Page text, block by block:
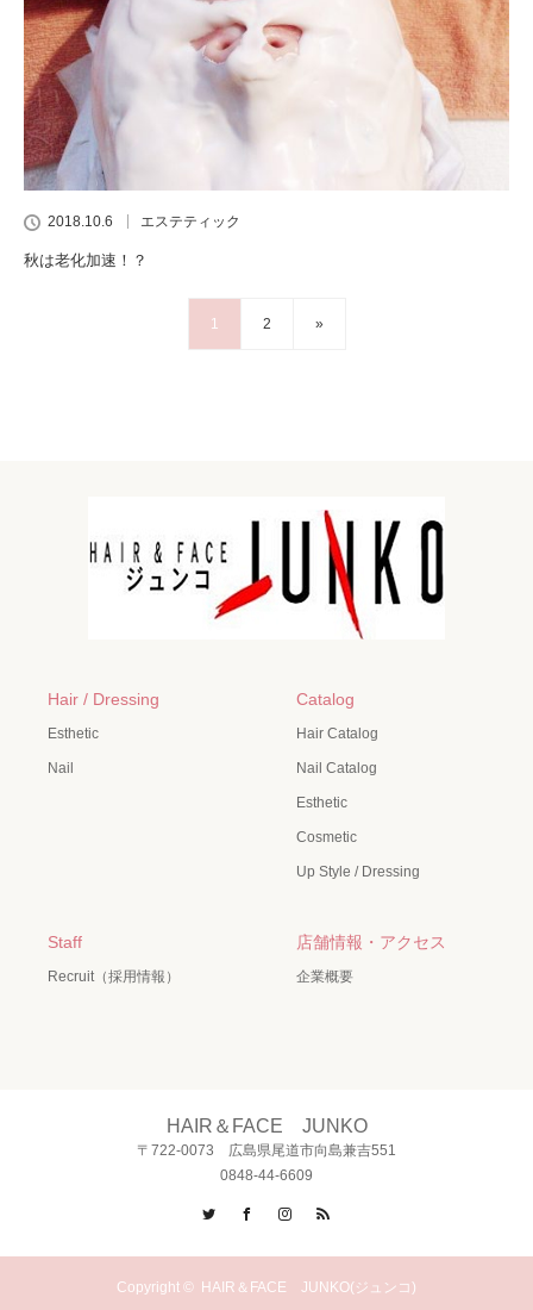
2018.10.6 エステティック
秋は老化加速！？
1 2 »
Hair / Dressing
Esthetic
Nail
Catalog
Hair Catalog
Nail Catalog
Esthetic
Cosmetic
Up Style / Dressing
Staff
Recruit（採用情報）
店舗情報・アクセス
企業概要
HAIR＆FACE JUNKO
〒722-0073 広島県尾道市向島兼吉551
0848-44-6609
Twitter
FacebookInstagram
Copyright © HAIR＆FACE JUNKO(ジュンコ)